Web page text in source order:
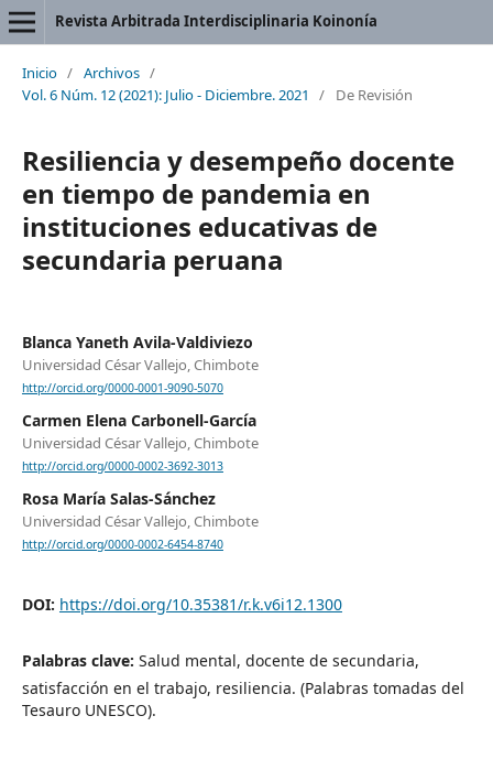
Revista Arbitrada Interdisciplinaria Koinonía
Inicio / Archivos /
Vol. 6 Núm. 12 (2021): Julio - Diciembre. 2021
/ De Revisión
Resiliencia y desempeño docente
en tiempo de pandemia en
instituciones educativas de
secundaria peruana
Blanca Yaneth Avila-Valdiviezo
Universidad César Vallejo, Chimbote
http://orcid.org/0000-0001-9090-5070
Carmen Elena Carbonell-García
Universidad César Vallejo, Chimbote
http://orcid.org/0000-0002-3692-3013
Rosa María Salas-Sánchez
Universidad César Vallejo, Chimbote
http://orcid.org/0000-0002-6454-8740
DOI: https://doi.org/10.35381/r.k.v6i12.1300
Palabras clave: Salud mental, docente de secundaria,
satisfacción en el trabajo, resiliencia. (Palabras tomadas del
Tesauro UNESCO).